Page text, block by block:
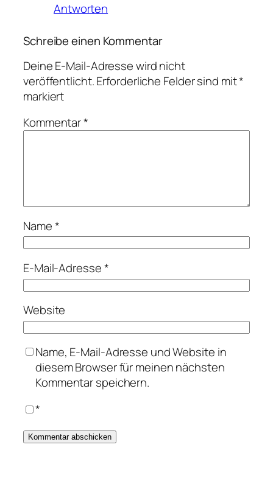
Antworten
Schreibe einen Kommentar
Deine E-Mail-Adresse wird nicht
veröffentlicht.Erforderliche Felder sind mit*
markiert
Kommentar*
Name*
E-Mail-Adresse*
Website
Name, E-Mail-Adresse und Website in
diesem Browser für meinen nächsten
Kommentar speichern.
*